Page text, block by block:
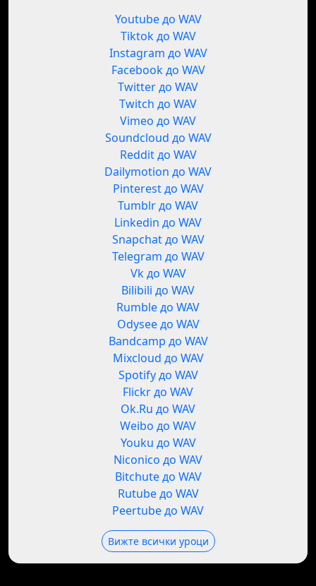
Youtube до WAV
Tiktok до WAV
Instagram до WAV
Facebook до WAV
Twitter до WAV
Twitch до WAV
Vimeo до WAV
Soundcloud до WAV
Reddit до WAV
Dailymotion до WAV
Pinterest до WAV
Tumblr до WAV
Linkedin до WAV
Snapchat до WAV
Telegram до WAV
Vk до WAV
Bilibili до WAV
Rumble до WAV
Odysee до WAV
Bandcamp до WAV
Mixcloud до WAV
Spotify до WAV
Flickr до WAV
Ok.Ru до WAV
Weibo до WAV
Youku до WAV
Niconico до WAV
Bitchute до WAV
Rutube до WAV
Peertube до WAV
Вижте всички уроци